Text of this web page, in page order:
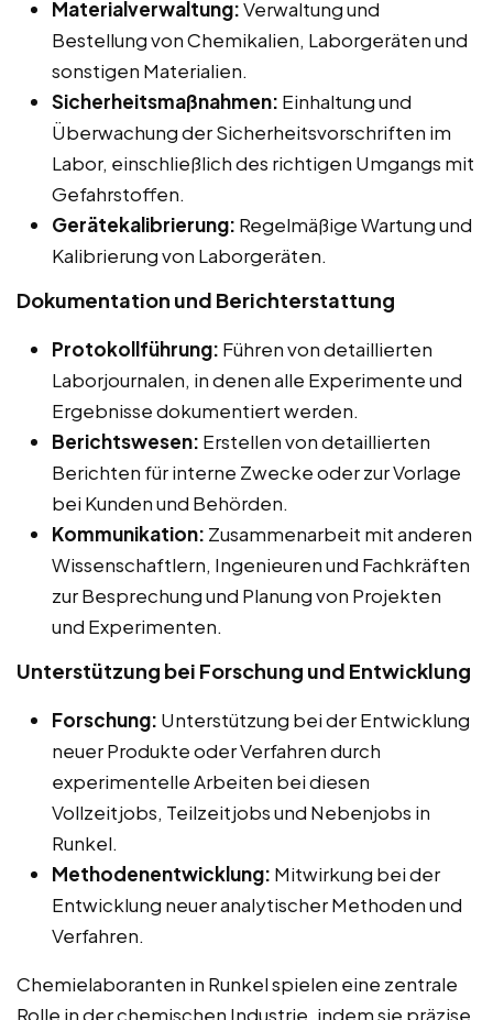
Materialverwaltung:Verwaltung und
Bestellung von Chemikalien, Laborgeräten und
sonstigen Materialien.
Sicherheitsmaßnahmen: Einhaltung und
Überwachung der Sicherheitsvorschriften im
Labor, einschließlich des richtigen Umgangs mit
Gefahrstoffen.
Gerätekalibrierung: Regelmäßige Wartung und
Kalibrierung von Laborgeräten.
Dokumentation und Berichterstattung
Protokollführung: Führen von detaillierten
Laborjournalen, in denen alle Experimente und
Ergebnisse dokumentiert werden.
Berichtswesen: Erstellen von detaillierten
Berichten für interne Zwecke oder zur Vorlage
bei Kunden und Behörden.
Kommunikation: Zusammenarbeit mit anderen
Wissenschaftlern, Ingenieuren und Fachkräften
zur Besprechung und Planung von Projekten
und Experimenten.
Unterstützung bei Forschung und Entwicklung
Forschung: Unterstützung bei der Entwicklung
neuer Produkte oder Verfahren durch
experimentelle Arbeiten bei diesen
Vollzeitjobs, Teilzeitjobs und Nebenjobs in
Runkel.
Methodenentwicklung: Mitwirkung bei der
Entwicklung neuer analytischer Methoden und
Verfahren.
Chemielaboranten in Runkel spielen eine zentrale
Rolle in der chemischen Industrie, indem sie präzise